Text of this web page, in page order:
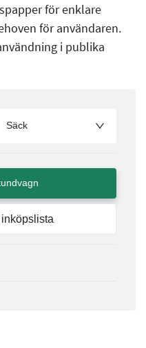
för enklare
för användaren.
i publika
Säck